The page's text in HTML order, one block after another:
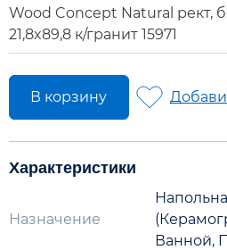
Wood Concept Natural рект,
21,8x89,8 к/гранит 15971
В корзину
Характеристики
Назначение
Ванной,